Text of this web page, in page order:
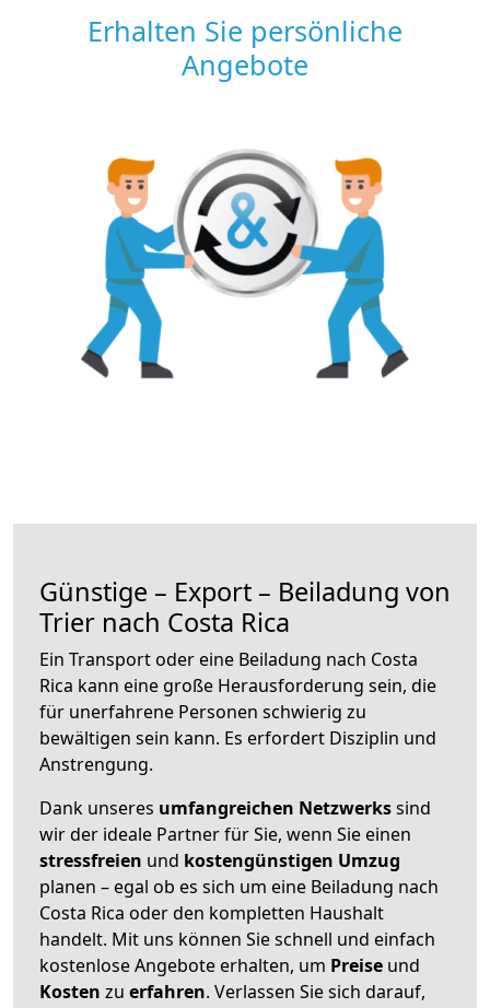
Erhalten Sie persönliche
Angebote
Günstige – Export – Beiladung von
Trier nach Costa Rica
Ein Transport oder eine Beiladung nach Costa
Rica kann eine große Herausforderung sein, die
für unerfahrene Personen schwierig zu
bewältigen sein kann. Es erfordert Disziplin und
Anstrengung.
Dank unseres umfangreichen Netzwerkssind
wir der ideale Partner für Sie, wenn Sie einen
stressfreien und kostengünstigen Umzug
planen – egal ob es sich um eine Beiladung nach
Costa Rica oder den kompletten Haushalt
handelt. Mit uns können Sie schnell und einfach
kostenlose Angebote erhalten, um Preise und
Kosten zu erfahren. Verlassen Sie sich darauf,